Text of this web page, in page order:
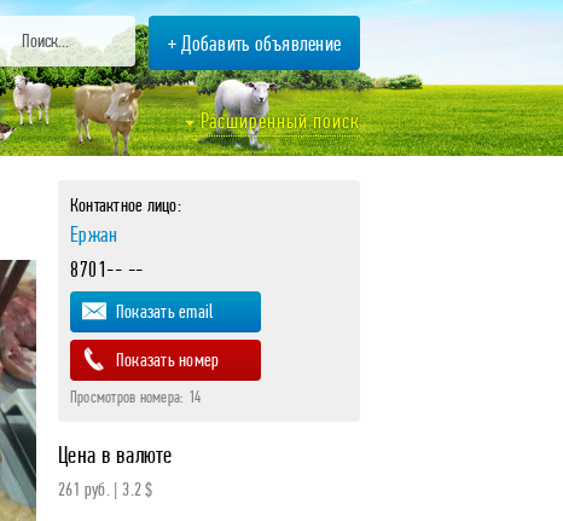
+ Добавить объявление
Расширенный поиск
Контактное лицо:
Ержан
8701-- --
Показать email
Показать номер
Просмотров номера: 14
Цена в валюте
261 руб.|3.2 $